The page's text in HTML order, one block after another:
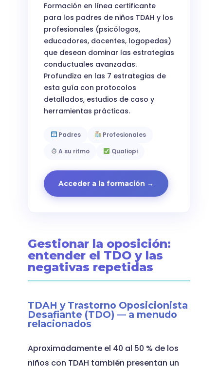
Formación en línea certificante
para los padres de niños TDAH y los
profesionales (psicólogos,
educadores, docentes, logopedas)
que desean dominar las estrategias
conductuales avanzadas.
Profundiza en las 7 estrategias de
esta guía con protocolos
detallados, estudios de caso y
herramientas prácticas.
Padres
Profesionales
A su ritmo
Qualiopi
Acceder a la formación →
Gestionar la oposición:
entender el TDO y las
negativas repetidas
TDAH y Trastorno Oposicionista
Desafiante (TDO) — a menudo
relacionados
Aproximadamente el 40 al 50 % de los
niños con TDAH también presentan un